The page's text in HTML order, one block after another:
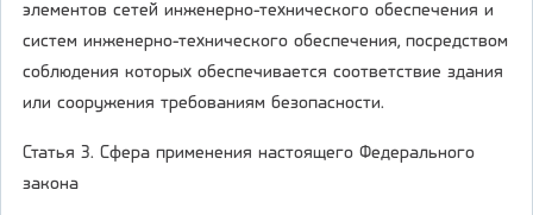
элементов сетей инженерно-технического обеспечения и
систем инженерно-технического обеспечения, посредством
соблюдения которых обеспечивается соответствие здания
или сооружения требованиям безопасности.
Статья 3. Сфера применения настоящего Федерального
закона